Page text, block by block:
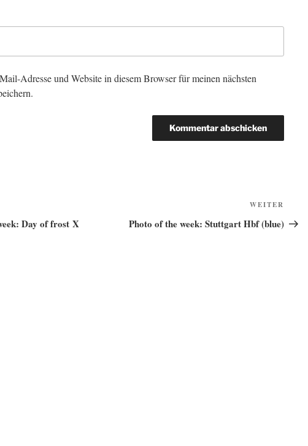
Adresse und Website in diesem Browser für meinen nächsten
Day of frost X
Beitrag
WEITER
Photo of the week: Stuttgart Hbf (blue)